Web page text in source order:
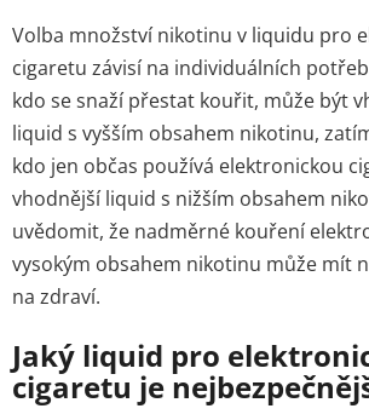
Volba množství nikotinu v liquidu pro
cigaretu závisí na individuálních
kdo se snaží přestat kouřit, může být
liquid s vyšším obsahem nikotinu,
kdo jen občas používá elektronickou
vhodnější liquid s nižším obsahem
uvědomit, že nadměrné kouření
vysokým obsahem nikotinu může mít
na zdraví.
Jaký liquid pro
cigaretu je